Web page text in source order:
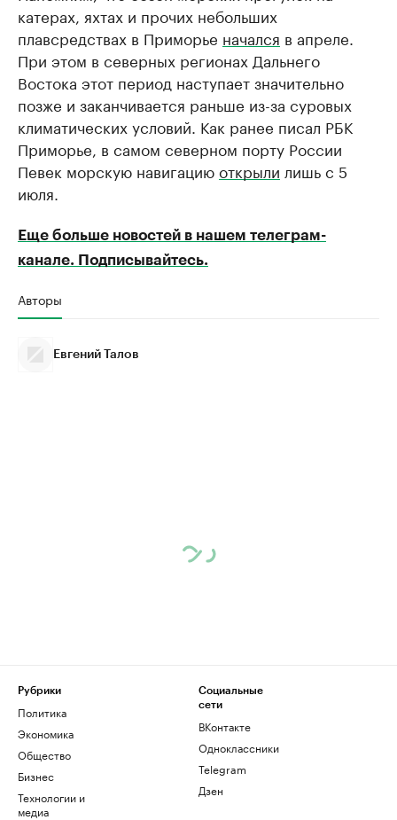
катерах, яхтах и прочих небольших
плавсредствах в Приморье начался в апреле.
При этом в северных регионах Дальнего
Востока этот период наступает значительно
позже и заканчивается раньше из-за суровых
климатических условий. Как ранее писал РБК
Приморье, в самом северном порту России
Певек морскую навигациюоткрыли лишь с 5
июля.
Еще больше новостей в нашем телеграм-
канале. Подписывайтесь.
Авторы
Евгений Талов
Рубрики
Политика
Экономика
Общество
Бизнес
Технологии и
медиа
Социальные
сети
ВКонтакте
Одноклассники
Telegram
Дзен